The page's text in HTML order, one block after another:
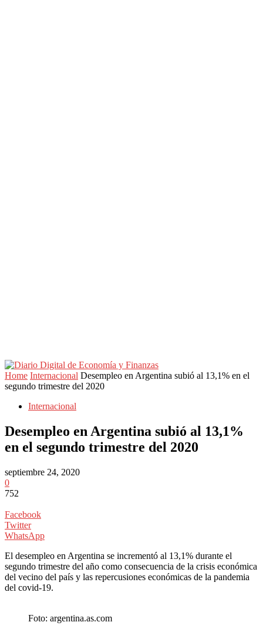
Home Internacional Desempleo en Argentina subió al 13,1% en el
segundo trimestre del 2020
Internacional
Desempleo en Argentina subió al 13,1%
en el segundo trimestre del 2020
septiembre 24, 2020
0
752
Facebook
Twitter
WhatsApp
El desempleo en Argentina se incrementó al 13,1% durante el
segundo trimestre del año como consecuencia de la crisis económica
del vecino del país y las repercusiones económicas de la pandemia
del covid-19.
Foto: argentina.as.com